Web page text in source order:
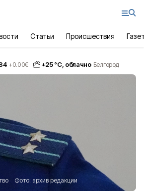
Статьи Происшествия
+0.00€ +25°С, облачно Белгород
Фото: архив редакции